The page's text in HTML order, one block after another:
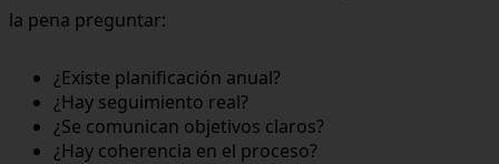
la pena preguntar:
¿Existe planificación anual?
¿Hay seguimiento real?
¿Se comunican objetivos claros?
¿Hay coherencia en el proceso?